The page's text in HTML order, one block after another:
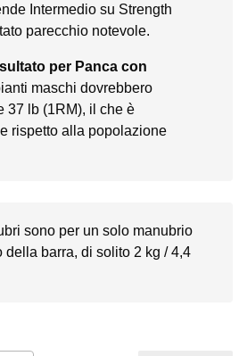
Intermedio su Strength
parecchio notevole.
per Panca con
maschi dovrebbero
37 lb (1RM), il che è
rispetto alla popolazione
sono per un solo manubrio
barra, di solito 2 kg / 4,4